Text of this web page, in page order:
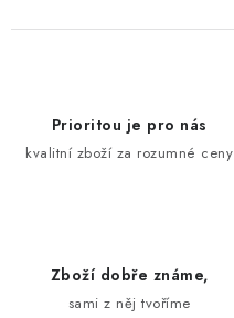
Prioritou je pro nás
kvalitní zboží za rozumné ceny
Zboží dobře známe,
sami z něj tvoříme